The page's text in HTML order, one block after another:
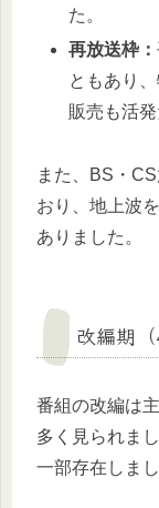
た。
再放送枠：
ともあり
販売も活発
また、BS・
おり、地上波
ありました。
改編期
番組の改編は
多く見られま
一部存在しまし